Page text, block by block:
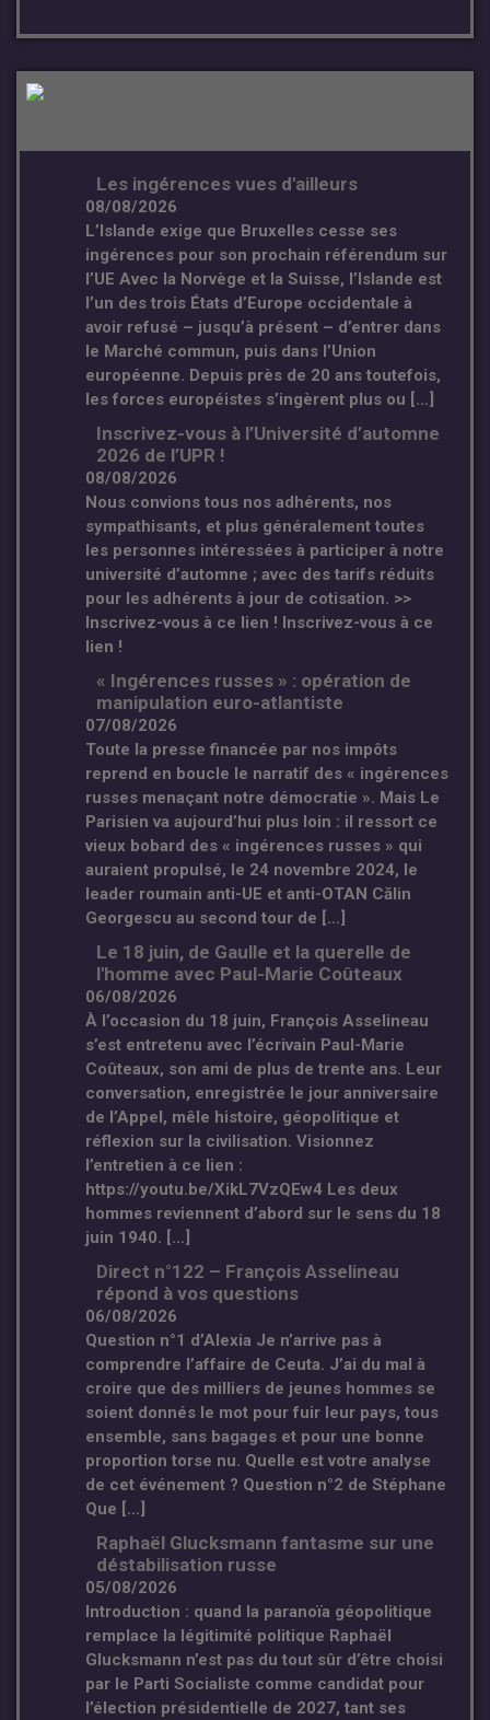
Les ingérences vues d'ailleurs
08/08/2026
L’Islande exige que Bruxelles cesse ses
ingérences pour son prochain référendum sur
l’UE Avec la Norvège et la Suisse, l’Islande est
l’un des trois États d’Europe occidentale à
avoir refusé – jusqu’à présent – d’entrer dans
le Marché commun, puis dans l’Union
européenne. Depuis près de 20 ans toutefois,
les forces européistes s’ingèrent plus ou […]
Inscrivez-vous à l’Université d’automne
2026 de l’UPR !
08/08/2026
Nous convions tous nos adhérents, nos
sympathisants, et plus généralement toutes
les personnes intéressées à participer à notre
université d’automne ; avec des tarifs réduits
pour les adhérents à jour de cotisation. >>
Inscrivez-vous à ce lien ! Inscrivez-vous à ce
lien !
« Ingérences russes » : opération de
manipulation euro-atlantiste
07/08/2026
Toute la presse financée par nos impôts
reprend en boucle le narratif des « ingérences
russes menaçant notre démocratie ». Mais Le
Parisien va aujourd’hui plus loin : il ressort ce
vieux bobard des « ingérences russes » qui
auraient propulsé, le 24 novembre 2024, le
leader roumain anti-UE et anti-OTAN Călin
Georgescu au second tour de […]
Le 18 juin, de Gaulle et la querelle de
l'homme avec Paul-Marie Coûteaux
06/08/2026
À l’occasion du 18 juin, François Asselineau
s’est entretenu avec l’écrivain Paul-Marie
Coûteaux, son ami de plus de trente ans. Leur
conversation, enregistrée le jour anniversaire
de l’Appel, mêle histoire, géopolitique et
réflexion sur la civilisation. Visionnez
l’entretien à ce lien :
https://youtu.be/XikL7VzQEw4 Les deux
hommes reviennent d’abord sur le sens du 18
juin 1940. […]
Direct n°122 – François Asselineau
répond à vos questions
06/08/2026
Question n°1 d’Alexia Je n’arrive pas à
comprendre l’affaire de Ceuta. J’ai du mal à
croire que des milliers de jeunes hommes se
soient donnés le mot pour fuir leur pays, tous
ensemble, sans bagages et pour une bonne
proportion torse nu. Quelle est votre analyse
de cet événement ? Question n°2 de Stéphane
Que […]
Raphaël Glucksmann fantasme sur une
déstabilisation russe
05/08/2026
Introduction : quand la paranoïa géopolitique
remplace la légitimité politique Raphaël
Glucksmann n’est pas du tout sûr d’être choisi
par le Parti Socialiste comme candidat pour
l’élection présidentielle de 2027, tant ses